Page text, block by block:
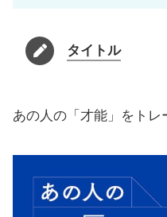
タイトル
あの人の「才能」をトレ